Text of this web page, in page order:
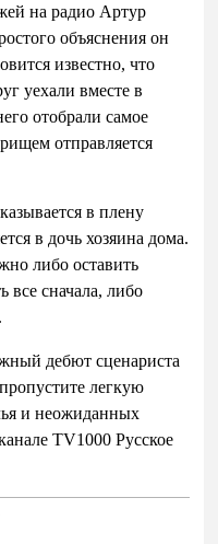
на радио Артур
объяснения он
известно, что
уехали вместе в
отобрали самое
отправляется
в плену
в дочь хозяина дома.
либо оставить
все сначала, либо
дебют сценариста
легкую
и неожиданных
TV1000 Русское